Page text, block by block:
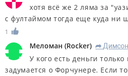
хотя всё же 2 ляма за
с фултаймом тогда еще куда ни
1
Меломан (Rocker) R Димсон
У кого есть деньги
задумается о Форчунере. Если